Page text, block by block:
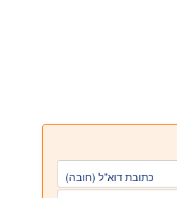
כתובת דוא"ל (חובה)